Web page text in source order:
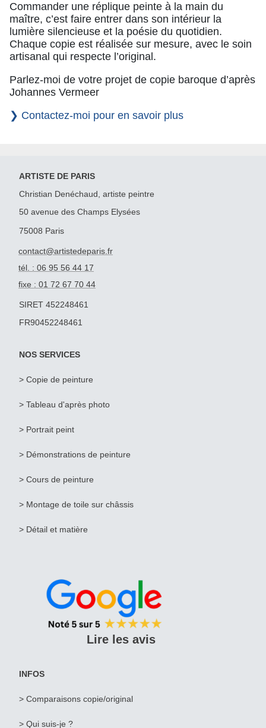
Commander une réplique peinte à la main du
maître, c’est faire entrer dans son intérieur la
lumière silencieuse et la poésie du quotidien.
Chaque copie est réalisée sur mesure, avec le soin
artisanal qui respecte l’original.
Parlez-moi de votre projet de copie baroque d’après
Johannes Vermeer
❯ Contactez-moi pour en savoir plus
ARTISTE DE PARIS
Christian Denéchaud, artiste peintre
50 avenue des Champs Elysées
75008 Paris
contact@artistedeparis.fr
tél. : 06 95 56 44 17
fixe : 01 72 67 70 44
SIRET 452248461
FR90452248461
NOS SERVICES
> Copie de peinture
> Tableau d'après photo
> Portrait peint
> Démonstrations de peinture
> Cours de peinture
> Montage de toile sur châssis
> Détail et matière
Lire les avis
INFOS
> Comparaisons copie/original
> Qui suis-je ?